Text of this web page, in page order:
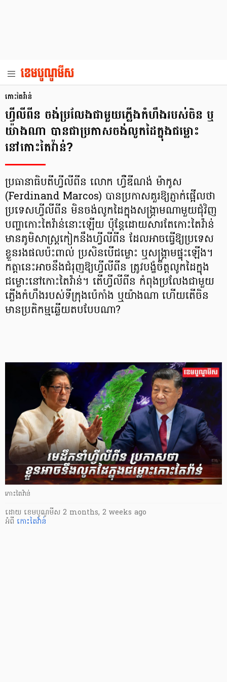
កោះតៃវ៉ាន់
ហ្វីលីពីន ចង់ប្រលែងជាមួយភ្លើងកំហឹងរបស់ចិន ឬ
យ៉ាងណា បានជាប្រកាសចង់លូកដៃក្នុងជម្លោះ
នៅកោះតៃវ៉ាន់?
ប្រធានាធិបតីហ្វីលីពីន លោក ហ្វឺឌីណង់ ម៉ាកូស
(Ferdinand Marcos) បាន​ប្រកាស​​គួរឱ្យ​ភ្ញាក់​ផ្អើល​​ថា
ប្រទេសហ្វីលីពីន មិនចង់លូកដៃក្នុងសង្គ្រាមណាមួយជុំវិញ
បញ្ហា​កោះតៃវ៉ាន់នោះ​ឡើយ ប៉ុន្តែដោយសារតែ​កោះ​តៃវ៉ាន់
មានភូមិសាស្ត្រ​កៀក​នឹងហ្វីលីពីន ដែលអាចធ្វើឱ្យប្រទេស
ខ្លួនរងផលប៉ះពាល់ ប្រសិនបើជម្លោះ ឬសង្គ្រាម​ផ្ទុះឡើង។
កត្តានេះអាចនឹងជំរុញឱ្យហ្វីលីពីន ត្រូវបង្ខំចិត្តលូកដៃក្នុង
ជម្លោះនៅកោះតៃវ៉ាន់។ តើ​​ហ្វីលីពីន កំពុងប្រលែងជាមួយ
ភ្លើងកំហឹងរបស់ទីក្រុងប៉េកាំង ឬយ៉ាងណា ហើយ​តើចិន ​
មានប្រតិកម្ម​ឆ្លើយ​តបបែបណា?
កោះតៃវ៉ាន់
ដោយ ​ ខេមបូណូមីស 2 months, 2 weeks ago
អំពី កោះតៃវ៉ាន់